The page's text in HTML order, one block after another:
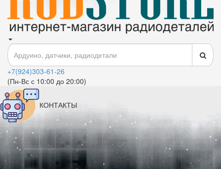
+7(924)303-61-26
(Пн-Вс с 10:00 до 20:00)
КОНТАКТЫ